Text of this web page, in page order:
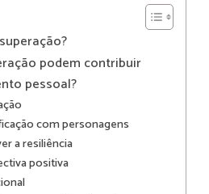
podem contribuir
pessoal?
com personagens
a resiliência
positiva